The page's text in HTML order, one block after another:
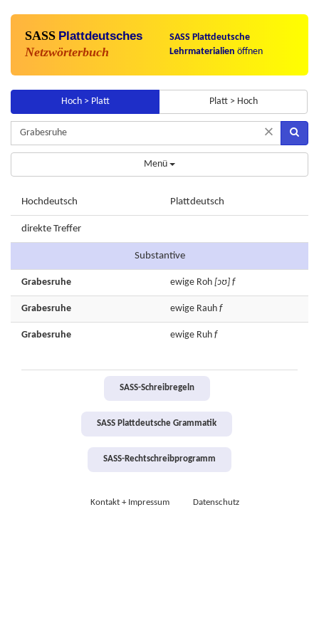
SASS Plattdeutsches
Netzwörterbuch
SASS Plattdeutsche
Lehrmaterialien öffnen
Hoch > Platt Platt > Hoch
×
Menü
Hochdeutsch Plattdeutsch
direkte Treffer
Substantive
Grabesruhe ewige Roh [ɔʊ] f
Grabesruhe ewige Rauh f
Grabesruhe ewige Ruh f
SASS-Schreibregeln
SASS Plattdeutsche Grammatik
SASS-Rechtschreibprogramm
Kontakt + Impressum Datenschutz